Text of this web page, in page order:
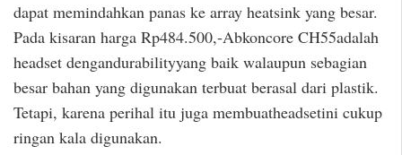
dapat memindahkan panas ke array heatsink yang besar.
Pada kisaran harga Rp484.500,-Abkoncore CH55adalah
headset dengandurabilityyang baik walaupun sebagian
besar bahan yang digunakan terbuat berasal dari plastik.
Tetapi, karena perihal itu juga membuatheadsetini cukup
ringan kala digunakan.